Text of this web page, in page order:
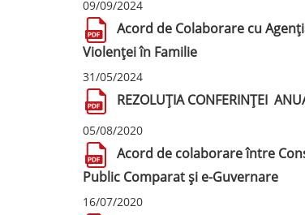
09/09/2024
Acord de Colaborare cu
Violenței în Familie
31/05/2024
REZOLUŢIA CONFERINȚEI
05/08/2020
Acord de colaborare între
Public Comparat și e-Guvernare
16/07/2020